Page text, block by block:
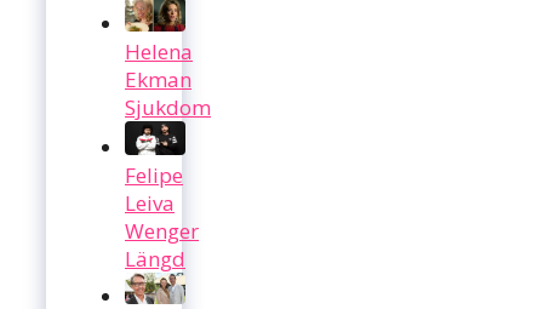
Helena
Ekman
Sjukdom
Felipe
Leiva
Wenger
Längd